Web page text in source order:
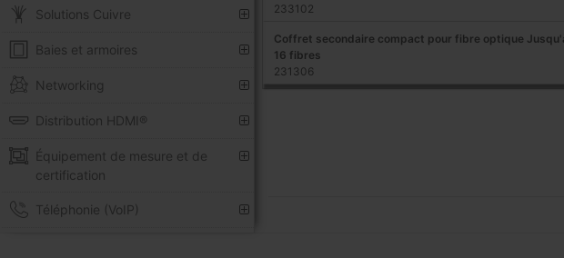
Solutions Cuivre
Baies et armoires
Networking
Distribution HDMI®
Équipement de mesure et de
certification
Téléphonie (VoIP)
233102
Coffret secondaire compact pour fibre optique
16 fibres
231306